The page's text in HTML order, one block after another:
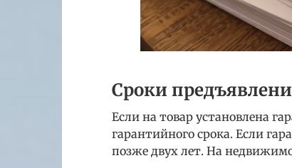
Сроки
Если на товар установлена
гарантийного срока. Если
позже двух лет. На